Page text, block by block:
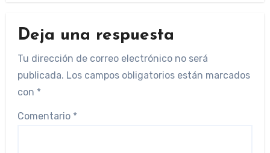
Deja una respuesta
Tu dirección de correo electrónico no será
publicada. Los campos obligatorios están marcados
con *
Comentario *